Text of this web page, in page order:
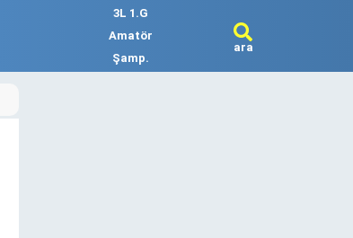
3L 1.G
Amatör
Şamp.
ara